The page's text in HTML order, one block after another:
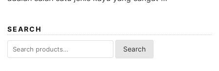
SEARCH
Search
for:
Search